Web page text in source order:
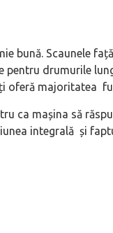
bună. Scaunele
drumurile
oferă majoritatea
ca mașina să
integrală și